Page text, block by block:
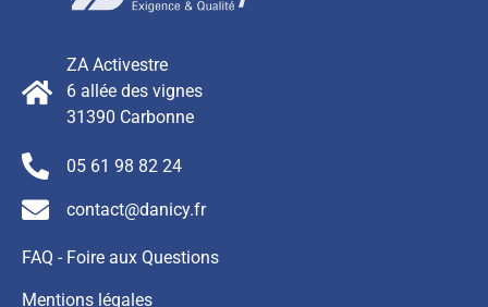
ZA Activestre
6 allée des vignes
31390 Carbonne
05 61 98 82 24
contact@danicy.fr
FAQ - Foire aux Questions
Mentions légales